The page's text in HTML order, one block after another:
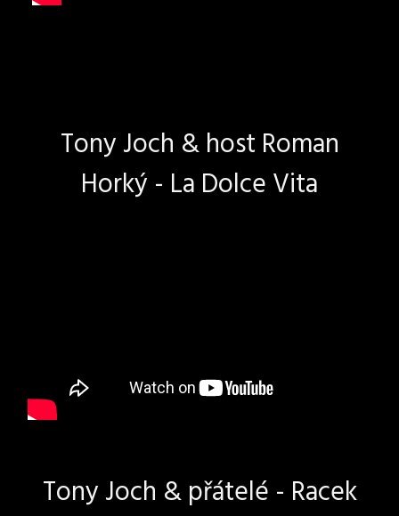
Tony Joch & host Roman
Horký - La Dolce Vita
Tony Joch & přátelé - Racek